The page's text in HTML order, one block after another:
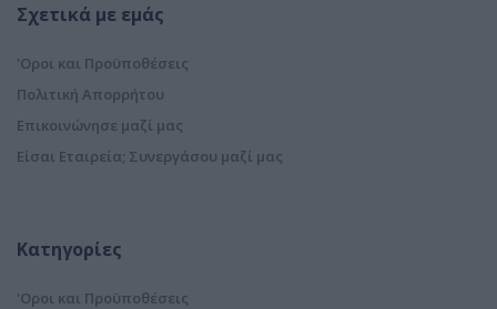
Σχετικά με εμάς
'Οροι και Προϋποθέσεις
Πολιτική Απορρήτου
Επικοινώνησε μαζί μας
Είσαι Εταιρεία; Συνεργάσου μαζί μας
Κατηγορίες
'Οροι και Προϋποθέσεις